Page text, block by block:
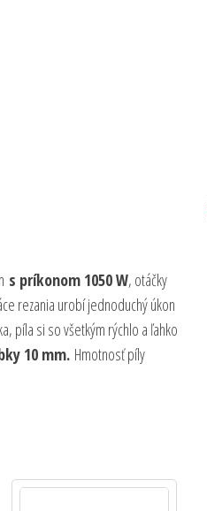
s príkonom 1050 W, otáčky
rezania urobí jednoduchý úkon
píla si so všetkým rýchlo a ľahko
10 mm. Hmotnosť píly